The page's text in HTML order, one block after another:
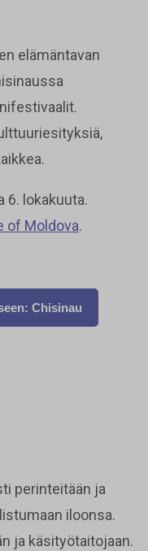
elämäntavan
6. lokakuuta.
of Moldova.
Chisinau
perinteitään ja
iloonsa.
ja käsityötaitojaan.